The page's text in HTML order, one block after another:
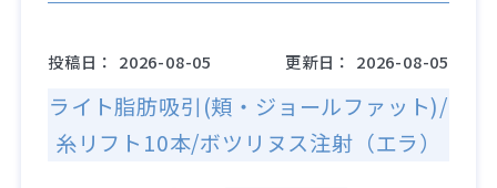
投稿日： 2026-08-05 更新日： 2026-08-05
ライト脂肪吸引(頬・ジョールファット)/
糸リフト10本/ボツリヌス注射（エラ）